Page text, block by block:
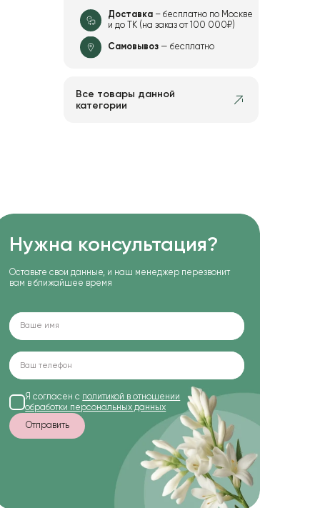
Доставка– бесплатно по Москве
и до ТК (на заказ от 100 000₽)
Самовывоз— бесплатно
Все товары данной
категории
Нужна консультация?
Оставьте свои данные, и наш менеджер перезвонит
вам в ближайшее время
Я согласен с политикой в отношении
обработки персональных данных
Отправить